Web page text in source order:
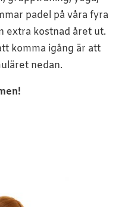
padel på våra fyra
extra kostnad året ut.
komma igång är att
nedan.